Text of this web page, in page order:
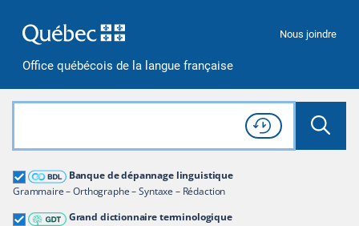
Office québécois de la langue française
Nous joindre
Rechercher dans tout le site
Lancer
Consulter l'
Historique
de recherche
Banque de dépannage linguistique
Grammaire – Orthographe – Syntaxe – Rédaction
Grand dictionnaire terminologique
Grand dictionnaire terminologique
Restreindre aux termes